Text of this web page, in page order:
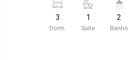
características deste imóvel
Imobiliária selecionou para você: - 200m² de
terreno e 64m² de área
3
Dorm.
1
Suite
2
Banho